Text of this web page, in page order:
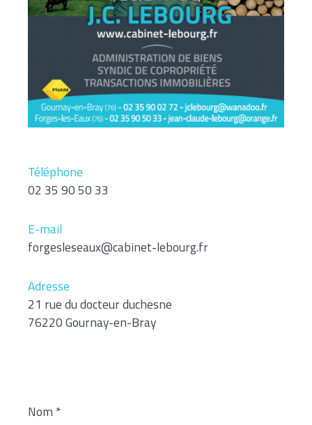
Téléphone
02 35 90 50 33
E-mail
forgesleseaux@cabinet-lebourg.fr
Adresse
21 rue du docteur duchesne
76220 Gournay-en-Bray
*